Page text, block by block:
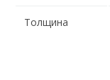
Толщина